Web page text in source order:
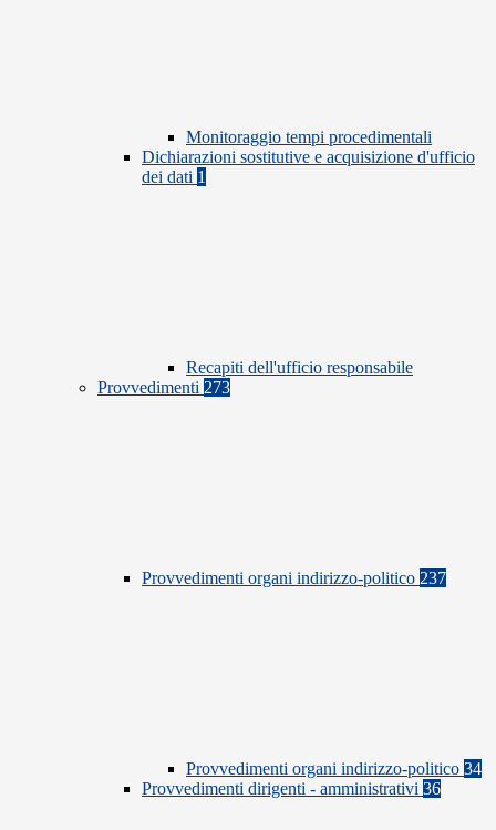
Monitoraggio tempi procedimentali
Dichiarazioni sostitutive e acquisizione d'ufficio
dei dati 1
Recapiti dell'ufficio responsabile
Provvedimenti 273
Provvedimenti organi indirizzo-politico 237
Provvedimenti organi indirizzo-politico 34
Provvedimenti dirigenti - amministrativi 36